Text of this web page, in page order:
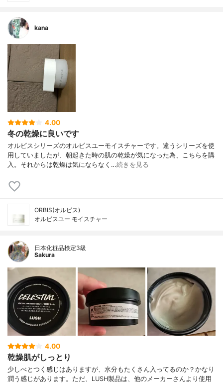
kana
4.00
冬の乾燥に良いです
オルビスシリーズのオルビスユーモイスチャーです。違うシリーズを使
用していましたが、朝起きた時の肌の乾燥が気になった為、こちらを購
入。それからは乾燥は気にならなく…続きを見る
ORBIS(オルビス)
オルビスユー モイスチャー
日本化粧品検定3級
Sakura
4.00
乾燥肌がしっとり
少しべとつく感じはありますが、水分もたくさん入ってるのか？かなり
潤う感じがあります。ただ、LUSH製品は、他のメーカーさんより使用